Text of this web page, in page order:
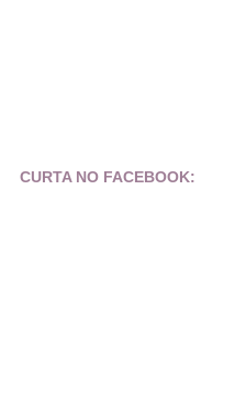
CURTA NO FACEBOOK: